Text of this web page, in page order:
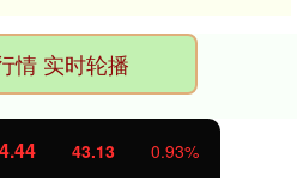
情 实时轮播
11.37 1.01%